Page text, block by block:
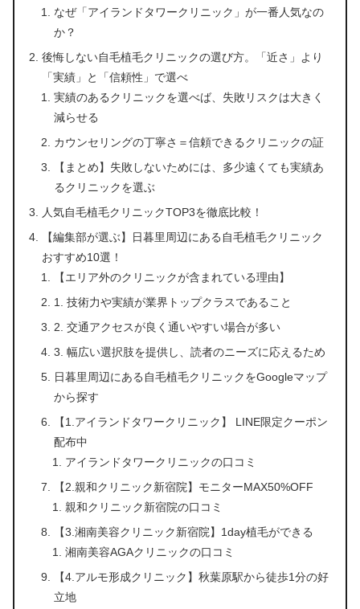
なぜ「アイランドタワークリニック」が一番人気なの
か？
後悔しない自毛植毛クリニックの選び方。「近さ」より
「実績」と「信頼性」で選べ
実績のあるクリニックを選べば、失敗リスクは大きく
減らせる
カウンセリングの丁寧さ＝信頼できるクリニックの証
【まとめ】失敗しないためには、多少遠くても実績あ
るクリニックを選ぶ
人気自毛植毛クリニックTOP3を徹底比較！
【編集部が選ぶ】日暮里周辺にある自毛植毛クリニック
おすすめ10選！
【エリア外のクリニックが含まれている理由】
1. 技術力や実績が業界トップクラスであること
2. 交通アクセスが良く通いやすい場合が多い
3. 幅広い選択肢を提供し、読者のニーズに応えるため
日暮里周辺にある自毛植毛クリニックをGoogleマップ
から探す
【1.アイランドタワークリニック】 LINE限定クーポン
配布中
アイランドタワークリニックの口コミ
【2.親和クリニック新宿院】モニターMAX50%OFF
親和クリニック新宿院の口コミ
【3.湘南美容クリニック新宿院】1day植毛ができる
湘南美容AGAクリニックの口コミ
【4.アルモ形成クリニック】秋葉原駅から徒歩1分の好
立地